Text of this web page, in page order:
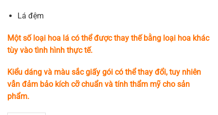
Lá đệm
Một số loại hoa lá có thể được thay thế bằng loại hoa khác
tùy vào tình hình thực tế.
Kiểu dáng và màu sắc giấy gói có thể thay đổi, tuy nhiên
vẫn đảm bảo kích cỡ chuẩn và tính thẩm mỹ cho sản
phẩm.